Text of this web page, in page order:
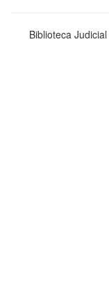
Biblioteca Judicial